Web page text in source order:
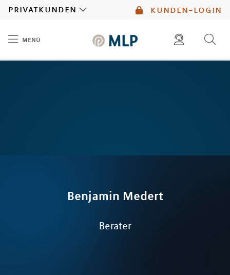
kunden-login
privatkunden
menü
Benjamin Medert
Berater